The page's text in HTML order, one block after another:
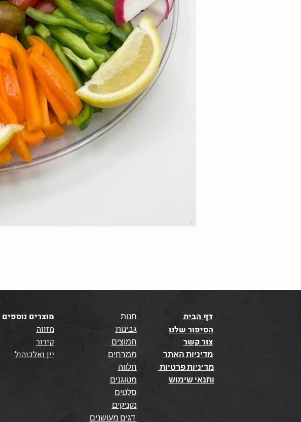
מוצרים נוספים
מזווה
קירור
יין ואלכוהול
חנות
גבינות
חמוצים
ממרחים
חלווה
מטוגנים
סלטים
נקניקים
דגים מעושנים
דף הבית
הסיפור שלנו
צור קשר
מדיניות האתר
ותנאי שימוש